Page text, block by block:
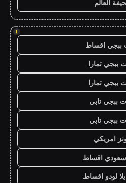
العالم
!
ببجي اقساط
ببجي تمارا
ببجي تمارا
ببجي تابي
ببجي تابي
امريكي
سعودي اقساط
لودو اقساط